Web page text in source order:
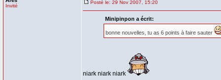
Invité
Posté le: 29 Nov 2007, 15:20
Minipinpon a écrit:
bonne nouvelles, tu as 6 points à faire sauter
niark niark niark